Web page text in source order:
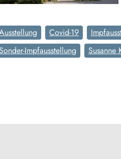
Covid-19
Impfausstellung
Susanne